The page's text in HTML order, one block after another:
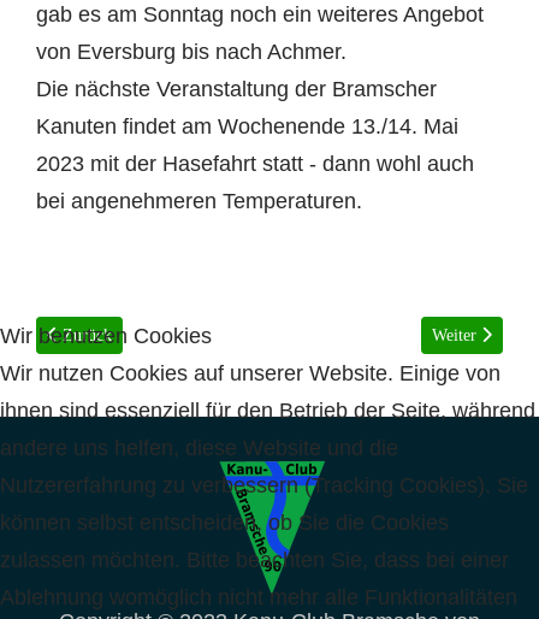
gab es am Sonntag noch ein weiteres Angebot
von Eversburg bis nach Achmer.
Die nächste Veranstaltung der Bramscher
Kanuten findet am Wochenende 13./14. Mai
2023 mit der Hasefahrt statt - dann wohl auch
bei angenehmeren Temperaturen.
Vorheriger Beitrag: QR Landingpage
Zurück Nächster
Weiter
Wir benutzen Cookies
Wir nutzen Cookies auf unserer Website. Einige von
ihnen sind essenziell für den Betrieb der Seite, während
andere uns helfen, diese Website und die
Nutzererfahrung zu verbessern (Tracking Cookies). Sie
können selbst entscheiden, ob Sie die Cookies
zulassen möchten. Bitte beachten Sie, dass bei einer
Ablehnung womöglich nicht mehr alle Funktionalitäten